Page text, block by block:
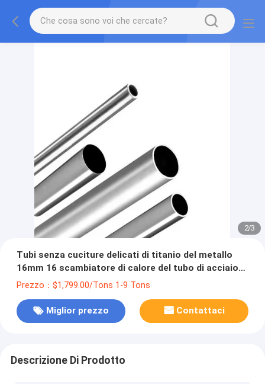
2/3
Tubi senza cuciture delicati di titanio del metallo
16mm 16 scambiatore di calore del tubo di acciaio
inossidabile del calibro 304
Prezzo：$1,799.00/Tons 1-9 Tons
Miglior prezzo Contattaci
Descrizione Di Prodotto